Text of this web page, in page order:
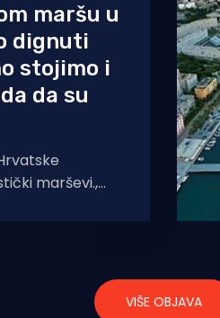
maršu u
dignuti
stojimo i
da su
marševi.,
Zadru, Rijeci
VIŠE OBJAVA